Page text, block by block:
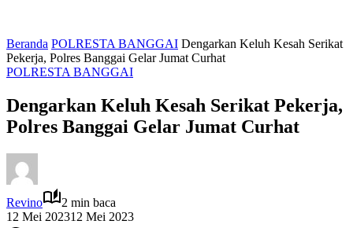
Beranda POLRESTA BANGGAI Dengarkan Keluh Kesah Serikat
Pekerja, Polres Banggai Gelar Jumat Curhat
POLRESTA BANGGAI
Dengarkan Keluh Kesah Serikat Pekerja,
Polres Banggai Gelar Jumat Curhat
Revino
2 min baca
12 Mei 202312 Mei 2023